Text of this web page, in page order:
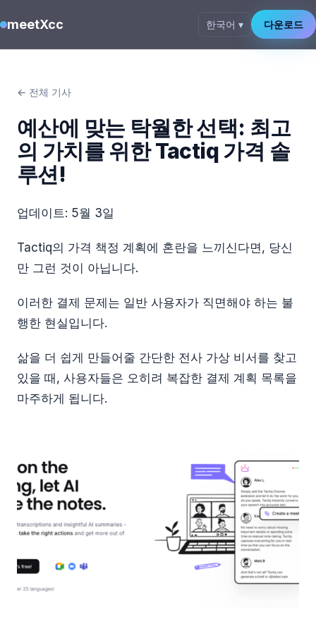
meetXcc 한국어 ▾ 다운로드
← 전체 기사
예산에 맞는 탁월한 선택: 최고
의 가치를 위한 Tactiq 가격 솔
루션!
업데이트: 5월 3일
Tactiq의 가격 책정 계획에 혼란을 느끼신다면, 당신
만 그런 것이 아닙니다.
이러한 결제 문제는 일반 사용자가 직면해야 하는 불
행한 현실입니다.
삶을 더 쉽게 만들어줄 간단한 전사 가상 비서를 찾고
있을 때, 사용자들은 오히려 복잡한 결제 계획 목록을
마주하게 됩니다.